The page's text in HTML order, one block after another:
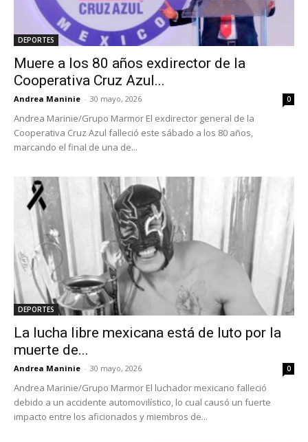
DEPORTES
Muere a los 80 años exdirector de la
Cooperativa Cruz Azul...
Andrea Maninie - 30 mayo, 2026 0
Andrea Marinie/Grupo Marmor El exdirector general de la
Cooperativa Cruz Azul falleció este sábado a los 80 años,
marcando el final de una de...
DEPORTES
La lucha libre mexicana está de luto por la
muerte de...
Andrea Maninie - 30 mayo, 2026 0
Andrea Marinie/Grupo Marmor El luchador mexicano falleció
debido a un accidente automovilístico, lo cual causó un fuerte
impacto entre los aficionados y miembros de...